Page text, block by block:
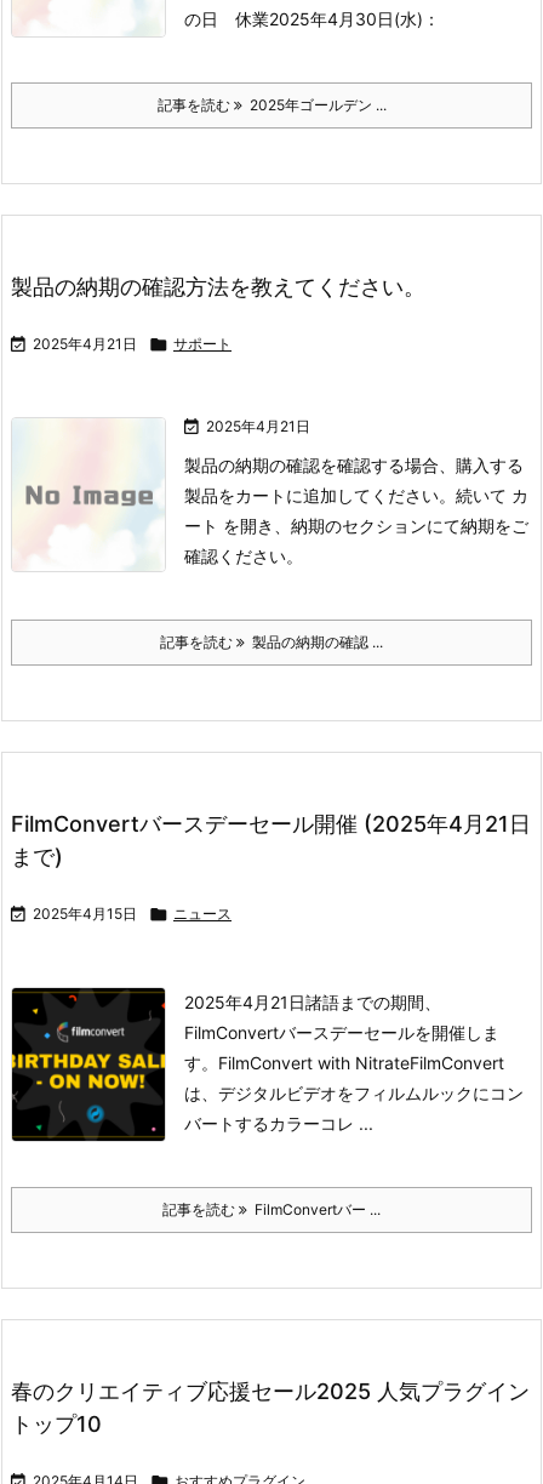
の日 休業2025年4月30日(水)：
記事を読む 2025年ゴールデン ...
製品の納期の確認方法を教えてください。
 2025年4月21日  サポート
 2025年4月21日
製品の納期の確認を確認する場合、購入する
製品をカートに追加してください。 続いて カ
ート を開き、納期のセクションにて納期をご
確認ください。
記事を読む 製品の納期の確認 ...
FilmConvertバースデーセール開催 (2025年4月21日
まで)
 2025年4月15日  ニュース
2025年4月21日諸語までの期間、
FilmConvertバースデーセールを開催しま
す。 FilmConvert with NitrateFilmConvert
は、デジタルビデオをフィルムルックにコン
バートするカラーコレ ...
記事を読む FilmConvertバー ...
春のクリエイティブ応援セール2025 人気プラグイン
トップ10